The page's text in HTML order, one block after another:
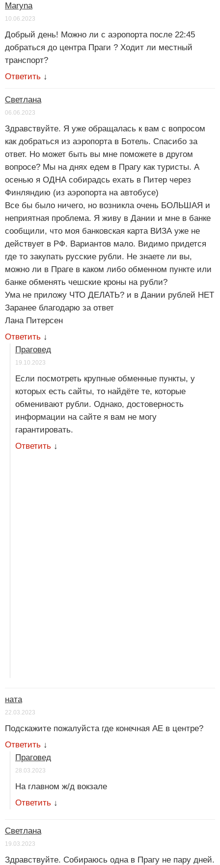
Maryna
10.06.2023
Добрый день! Можно ли с аэропорта после 22:45
добраться до центра Праги ? Ходит ли местный
транспорт?
Ответить ↓
Светлана
06.06.2023
Здравствуйте. Я уже обращалась к вам с вопросом
как добраться из аэропорта в Ботель. Спасибо за
ответ. Но может быть вы мне поможете в другом
вопросе? Мы на днях едем в Прагу как туристы. А
осенью я ОДНА собирадсь ехать в Питер через
Финляндию (из аэропорта на автобусе)
Все бы было ничего, но возникла очень БОЛЬШАЯ и
неприятная проблема. Я живу в Дании и мне в банке
сообщили, что моя банковская карта ВИЗА уже не
действует в РФ. Вариантов мало. Видимо придется
где то закупать русские рубли. Не знаете ли вы,
можно ли в Праге в каком либо обменном пункте или
банке обменять чешские кроны на рубли?
Ума не приложу ЧТО ДЕЛАТЬ? и в Дании рублей НЕТ
Заранее благодарю за ответ
Лана Питерсен
Ответить ↓
Праговед
19.10.2023
Если посмотреть крупные обменные пункты, у
которых есть сайты, то найдёте те, которые
обменивают рубли. Однако, достоверность
информации на сайте я вам не могу
гарантировать.
Ответить ↓
ната
22.03.2023
Подскажите пожалуйста где конечная АЕ в центре?
Ответить ↓
Праговед
28.03.2023
На главном ж/д вокзале
Ответить ↓
Светлана
19.03.2023
Здравствуйте. Собираюсь одна в Прагу не пару дней.